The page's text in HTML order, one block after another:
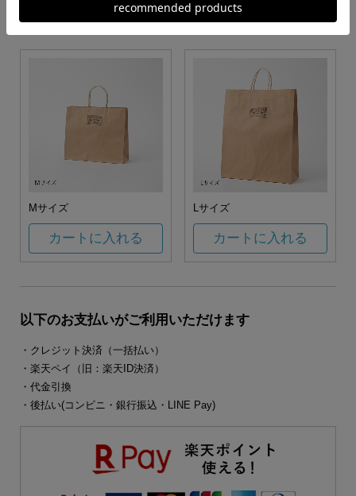
カートに入れる カートに入れる
Mサイズ
カートに入れる
Lサイズ
カートに入れる
以下のお支払いがご利用いただけます
・クレジット決済（一括払い）
・楽天ペイ（旧：楽天ID決済）
・代金引換
・後払い(コンビニ・銀行振込・LINE Pay)